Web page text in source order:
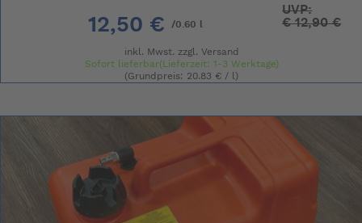
12,50 € /0.60 l
UVP:
€12,90 €
inkl. Mwst. zzgl. Versand
Sofort lieferbar(Lieferzeit: 1-3 Werktage)
(Grundpreis: 20.83 € / l)